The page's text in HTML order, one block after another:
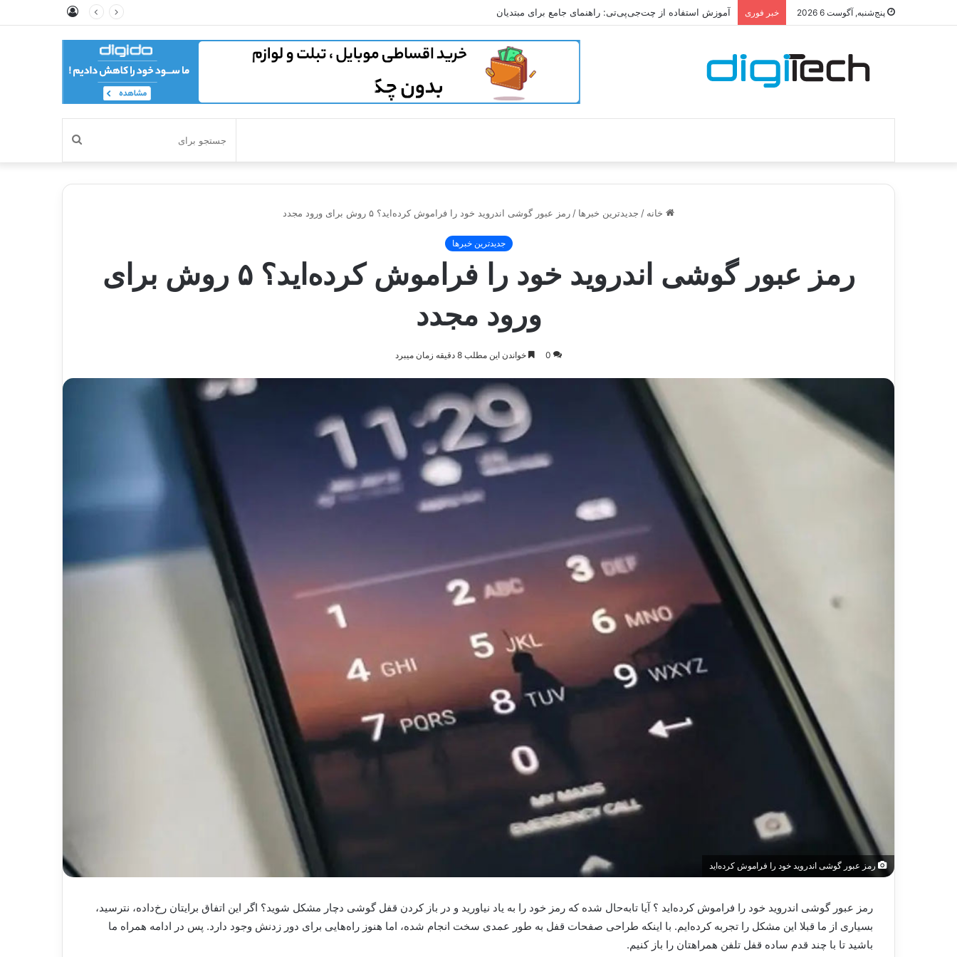
پنج‌شنبه, آگوست 6 2026 خبر فوری آموزش استفاده از چت‌جی‌پی‌تی: راهنمای جامع برای مبتدیان ورود
جستجو
برای
خانه / جدیدترین خبرها / رمز عبور گوشی اندروید خود را فراموش کرده‌اید؟ ۵ روش برای ورود مجدد
جدیدترین خبرها
رمز عبور گوشی اندروید خود را فراموش کرده‌اید؟ ۵ روش برای
ورود مجدد
0 خواندن این مطلب 8 دقیقه زمان میبرد
رمز عبور گوشی اندروید خود را فراموش کرده‌اید
رمز عبور گوشی اندروید خود را فراموش کرده‌اید ؟ آیا تابه‌حال شده که رمز خود را به یاد نیاورید و در باز کردن قفل گوشی دچار مشکل شوید؟ اگر این اتفاق برایتان رخ‌داده، نترسید،
بسیاری از ما قبلا این مشکل را تجربه کرده‌ایم. با اینکه طراحی صفحات قفل به طور عمدی سخت انجام شده، اما هنوز راه‌هایی برای دور زدنش وجود دارد. پس در ادامه همراه ما
باشید تا با چند قدم ساده قفل تلفن همراهتان را باز کنیم.